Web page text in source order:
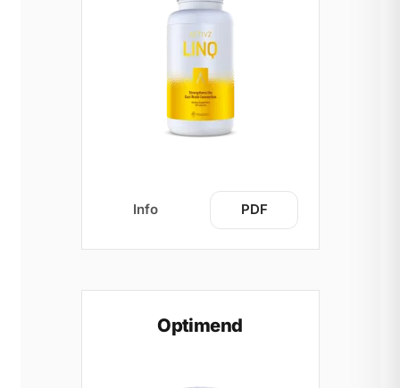
Info PDF
Optimend